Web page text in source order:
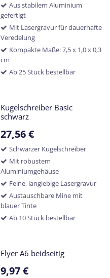
Aus stabilem Aluminium
gefertigt
Mit Lasergravur für dauerhafte
Veredelung
Kompakte Maße: 7,5 x 1,0 x 0,3
cm
Ab 25 Stück bestellbar
Kugelschreiber Basic
schwarz
27,56€
Schwarzer Kugelschreiber
Mit robustem
Aluminiumgehäuse
Feine, langlebige Lasergravur
Austauschbare Mine mit
blauer Tinte
Ab 10 Stück bestellbar
Flyer A6 beidseitig
9,97€